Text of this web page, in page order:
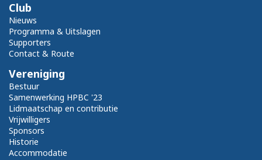
Club
Nieuws
Programma & Uitslagen
Supporters
Contact & Route
Vereniging
Bestuur
Samenwerking HPBC '23
Lidmaatschap en contributie
Vrijwilligers
Sponsors
Historie
Accommodatie